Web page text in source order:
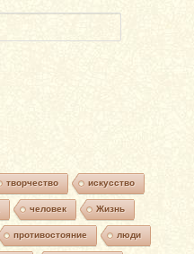
творчество искусство
человек Жизнь
противостояние люди